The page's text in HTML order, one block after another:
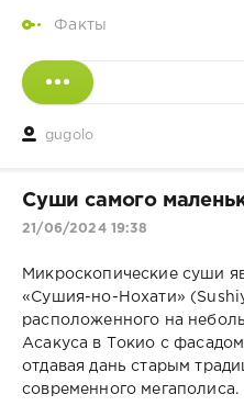
Факты
gugolo
Суши самого
21/06/2024 19:38
Микроскопические суши
«Сушия-но-Нохати»
расположенного на
Асакуса в Токио с
отдавая дань старым
современного мегаполиса.